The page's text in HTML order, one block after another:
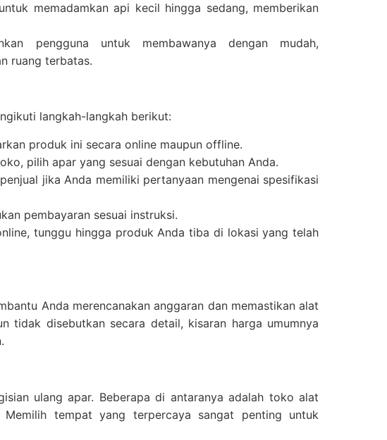
memadamkan api kecil hingga sedang, memberikan
pengguna untuk membawanya dengan mudah,
ruang terbatas.
langkah-langkah berikut:
produk ini secara online maupun offline.
pilih apar yang sesuai dengan kebutuhan Anda.
jika Anda memiliki pertanyaan mengenai spesifikasi
pembayaran sesuai instruksi.
tunggu hingga produk Anda tiba di lokasi yang telah
Anda merencanakan anggaran dan memastikan alat
tidak disebutkan secara detail, kisaran harga umumnya
ulang apar. Beberapa di antaranya adalah toko alat
tempat yang terpercaya sangat penting untuk